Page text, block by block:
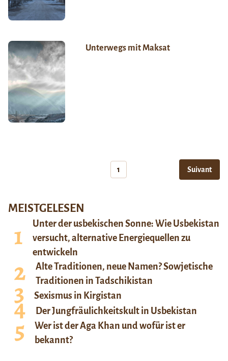
Unterwegs mit Maksat
1 Suivant
MEISTGELESEN
Unter der usbekischen Sonne: Wie Usbekistan
versucht, alternative Energiequellen zu
entwickeln
Alte Traditionen, neue Namen? Sowjetische
Traditionen in Tadschikistan
Sexismus in Kirgistan
Der Jungfräulichkeitskult in Usbekistan
Wer ist der Aga Khan und wofür ist er
bekannt?